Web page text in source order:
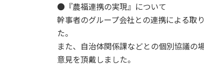
●『農福連携の実現』について
幹事者のグループ会社との連携による取
た。
また、自治体関係課などとの個別協議の
意見を頂戴しました。